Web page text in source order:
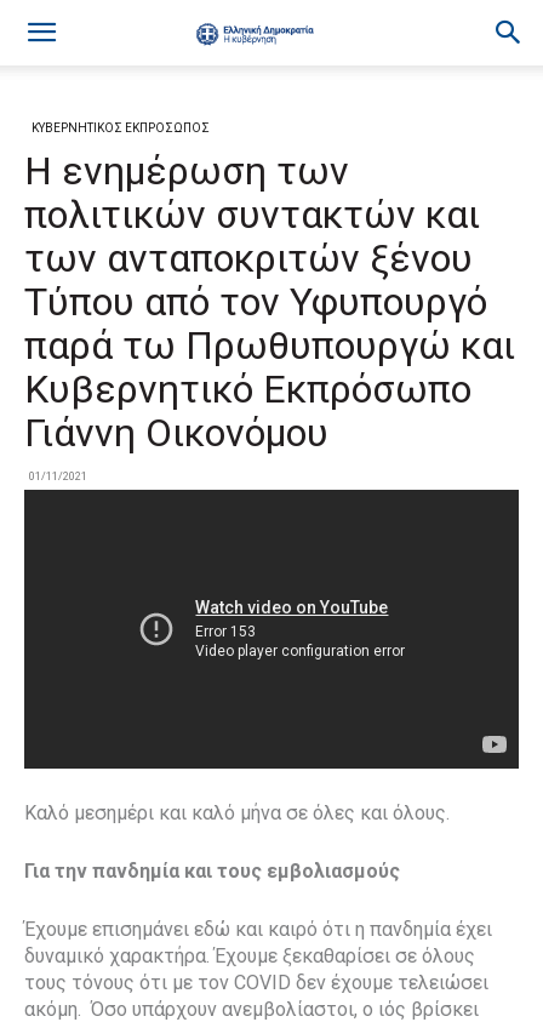
ΚΥΒΕΡΝΗΤΙΚΟΣ ΕΚΠΡΟΣΩΠΟΣ
Η ενημέρωση των
πολιτικών συντακτών και
των ανταποκριτών ξένου
Τύπου από τον Υφυπουργό
παρά τω Πρωθυπουργώ και
Κυβερνητικό Εκπρόσωπο
Γιάννη Οικονόμου
01/11/2021
Καλό μεσημέρι και καλό μήνα σε όλες και όλους.
Για την πανδημία και τους εμβολιασμούς
Έχουμε επισημάνει εδώ και καιρό ότι η πανδημία έχει
δυναμικό χαρακτήρα. Έχουμε ξεκαθαρίσει σε όλους
τους τόνους ότι με τον COVID δεν έχουμε τελειώσει
ακόμη. Όσο υπάρχουν ανεμβολίαστοι, ο ιός βρίσκει